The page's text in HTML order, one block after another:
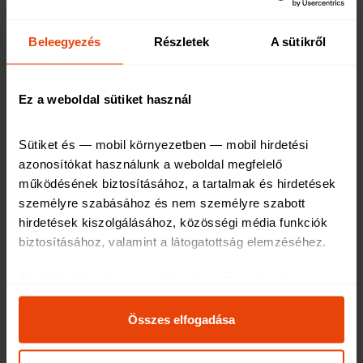
Beleegyezés Részletek A sütikről
Ez a weboldal sütiket használ
Sütiket és — mobil környezetben — mobil hirdetési
azonosítókat használunk a weboldal megfelelő
működésének biztosításához, a tartalmak és hirdetések
személyre szabásához és nem személyre szabott
hirdetések kiszolgálásához, közösségi média funkciók
biztosításához, valamint a látogatottság elemzéséhez
weboldal működéséhez, ezért ezek nem kapcsolhatók ki
Az oldal használatával kapcsolatos egyes információkat
Összes elfogadása
fogjuk, mikor van lehetőségünk a biztosítóváltásra.
Ha a váltás mellett döntünk, felmondási
nem érdemes kalkulálni, ugyanis a biztosítók 60